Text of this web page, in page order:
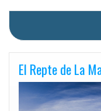
El Repte de La